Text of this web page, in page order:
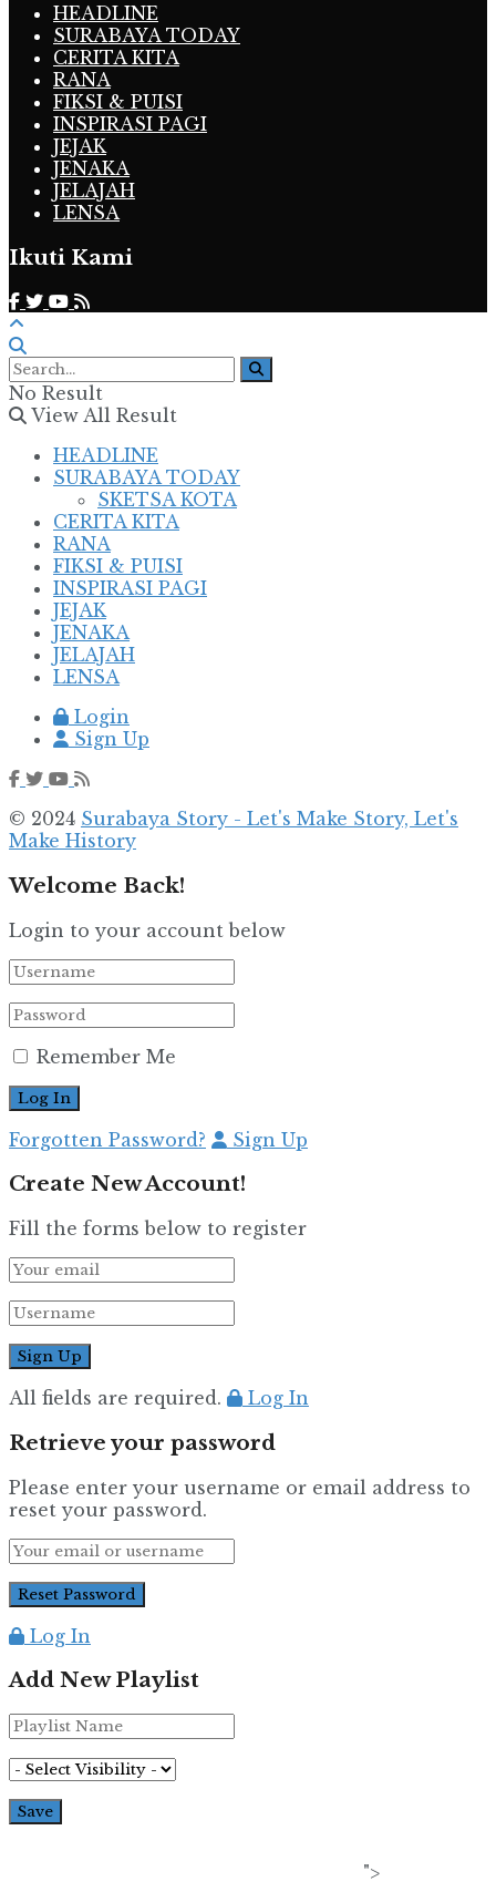
HEADLINE
SURABAYA TODAY
CERITA KITA
RANA
FIKSI & PUISI
INSPIRASI PAGI
JEJAK
JENAKA
JELAJAH
LENSA
Ikuti Kami
No Result
View All Result
HEADLINE
SURABAYA TODAY
SKETSA KOTA
CERITA KITA
RANA
FIKSI & PUISI
INSPIRASI PAGI
JEJAK
JENAKA
JELAJAH
LENSA
Login
Sign Up
© 2024 Surabaya Story - Let's Make Story, Let's
Make History
Welcome Back!
Login to your account below
Remember Me
Forgotten Password? Sign Up
Create New Account!
Fill the forms below to register
All fields are required. Log In
Retrieve your password
Please enter your username or email address to
reset your password.
Log In
Add New Playlist
">